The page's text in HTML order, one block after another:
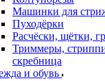
Машинки для
Пуходёрки
Расчёски, щётки,
Триммеры,
скребница
и обувь